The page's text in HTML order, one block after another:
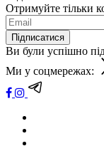
Отримуйте тільки
Підписатися
Ви були успішно
Ми у соцмережах: